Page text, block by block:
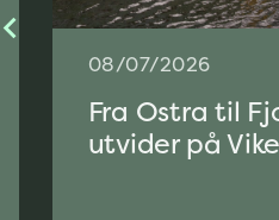
08/07/2026
Fra Ostra til
utvider på